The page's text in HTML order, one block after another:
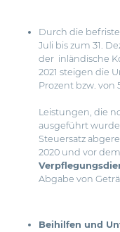
Durch die
Juli bis zum 31.
der inländische
2021 steigen die
Prozent bzw. von
Leistungen, die
ausgeführt
Steuersatz
2020 und vor dem
Abgabe von
Beihilfen und